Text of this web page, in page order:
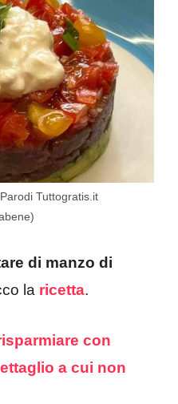
Tuttogratis.it
di manzo di
la ricetta.
con
a cui non